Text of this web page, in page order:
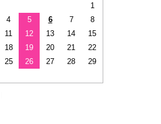
1
4 5 6 7
8
11 12 13 14
15
18 19 20 21
22
25 26 27 28
29